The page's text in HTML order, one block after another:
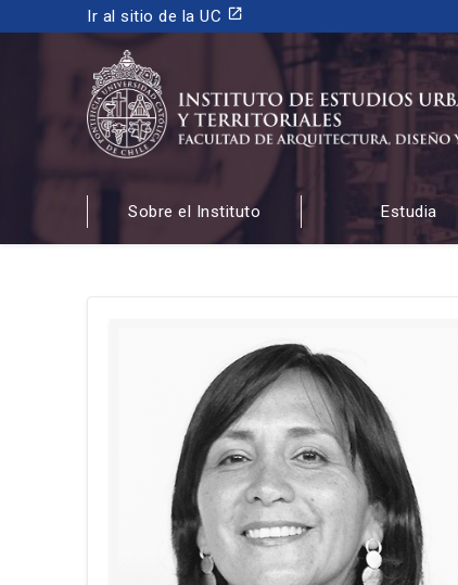
Ir al sitio de la UC launch
INSTITUTO DE ESTUDIOS
Y TERRITORIALES
FACULTAD DE ARQUITECTURA, DISEÑO Y
Sobre el Instituto Estudia